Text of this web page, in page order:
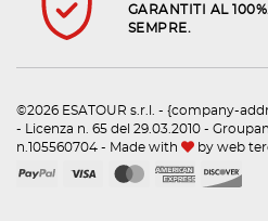
GARANTITI AL 100%.
SEMPRE.
©2026 ESATOUR s.r.l. - {company-
- Licenza n. 65 del 29.03.2010 -
n.105560704 - Made with
by web